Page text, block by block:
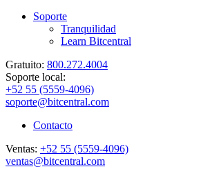
Soporte
Tranquilidad
Learn Bitcentral
Gratuito: 800.272.4004
Soporte local:
+52 55 (5559-4096)
soporte@bitcentral.com
Contacto
Ventas: +52 55 (5559-4096)
ventas@bitcentral.com